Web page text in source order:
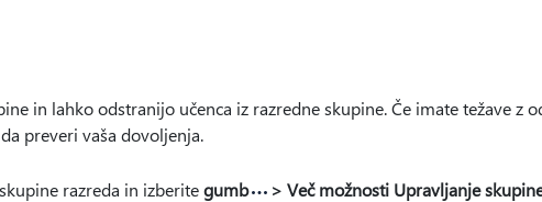
in lahko odstranijo učenca iz razredne skupine. Če imate težave z
preveri vaša dovoljenja.
razreda in izberitegumb > Več možnosti Upravljanje